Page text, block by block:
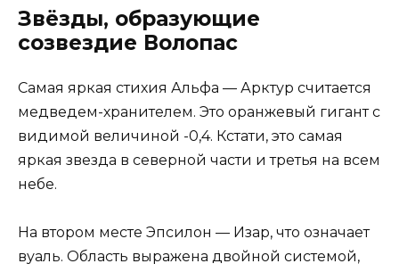
Звёзды, образующие
созвездие Волопас
Самая яркая стихия Альфа — Арктур ​​считается
медведем-хранителем. Это оранжевый гигант с
видимой величиной -0,4. Кстати, это самая
яркая звезда в северной части и третья на всем
небе.
На втором месте Эпсилон — Изар, что означает
вуаль. Область выражена двойной системой,